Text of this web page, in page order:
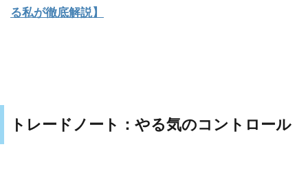
る私が徹底解説】
トレードノート：やる気のコントロール